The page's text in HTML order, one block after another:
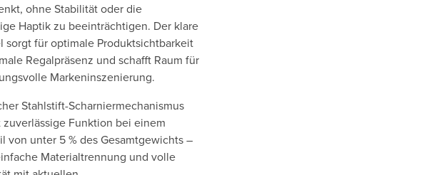
ohne Stabilität oder die
Haptik zu beeinträchtigen. Der klare
sorgt für optimale Produktsichtbarkeit
Regalpräsenz und schafft Raum für
Markeninszenierung.
Stahlstift-Scharniermechanismus
Funktion bei einem
von unter 5 % des Gesamtgewichts –
Materialtrennung und volle